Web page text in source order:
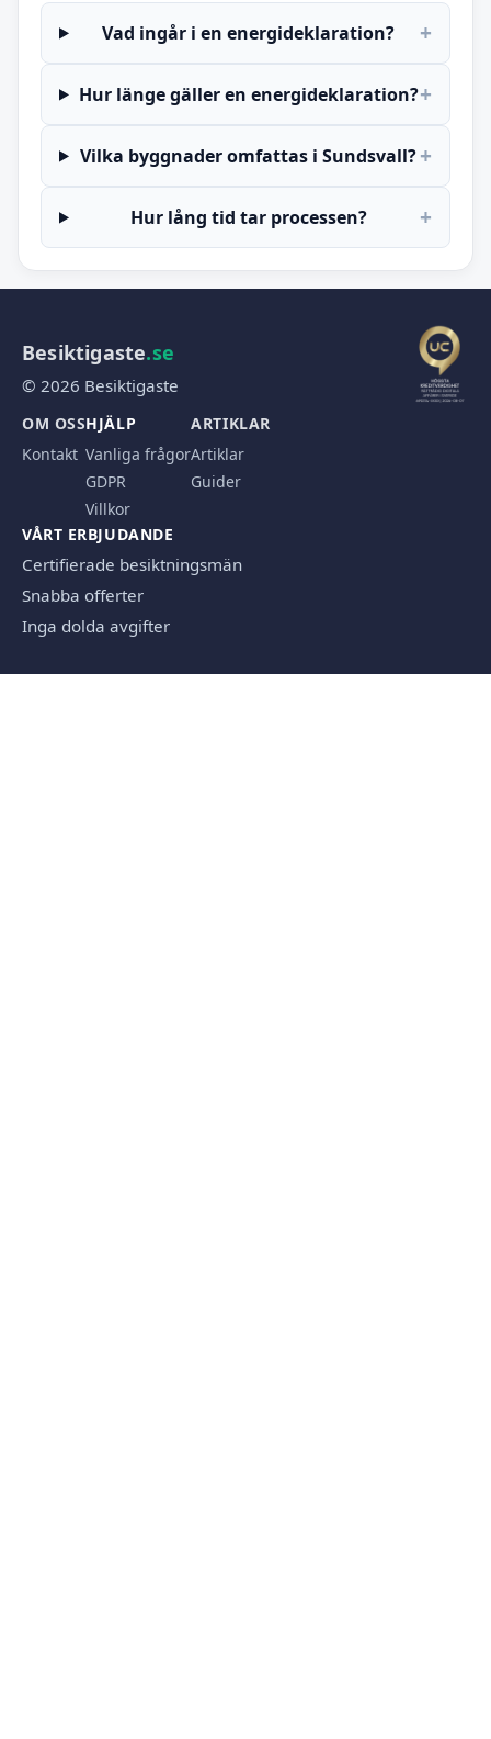
Vad ingår i en energideklaration? +
Hur länge gäller en energideklaration?+
Vilka byggnader omfattas i Sundsvall?+
Hur lång tid tar processen? +
Besiktigaste.se
© 2026 Besiktigaste
OM OSS
Kontakt
HJÄLP
Vanliga frågor
GDPR
Villkor
ARTIKLAR
Artiklar
Guider
VÅRT ERBJUDANDE
Certifierade besiktningsmän
Snabba offerter
Inga dolda avgifter